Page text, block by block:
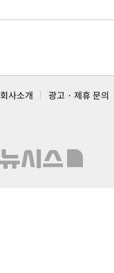
회사소개 광고 · 제휴 문의